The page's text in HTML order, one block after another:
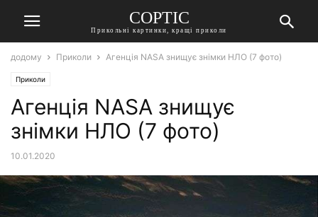
СОРТІС
Прикольні картинки, кращі приколи
додому Приколи Агенція NASA знищує знімки НЛО (7 фото)
Приколи
Агенція NASA знищує
знімки НЛО (7 фото)
10.01.2020